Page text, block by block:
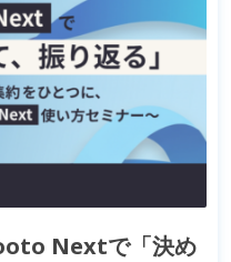
Nextで「決め